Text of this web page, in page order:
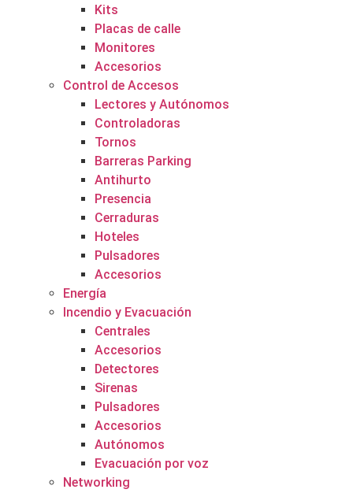
Kits
Placas de calle
Monitores
Accesorios
Control de Accesos
Lectores y Autónomos
Controladoras
Tornos
Barreras Parking
Antihurto
Presencia
Cerraduras
Hoteles
Pulsadores
Accesorios
Energía
Incendio y Evacuación
Centrales
Accesorios
Detectores
Sirenas
Pulsadores
Accesorios
Autónomos
Evacuación por voz
Networking